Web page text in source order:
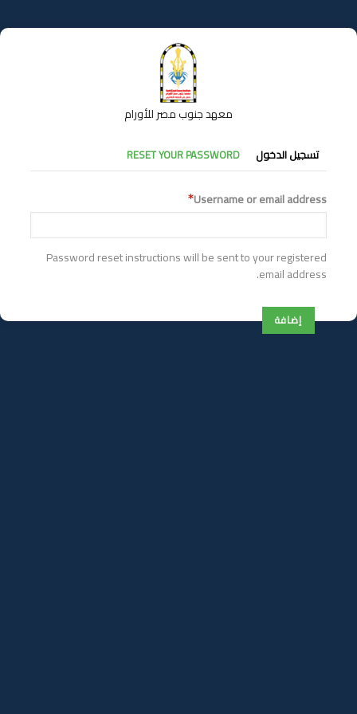
إلى
المحتوى
معهد جنوب مصر للأورام
التبويبات
الأساسية
تسجيل الدخول RESET YOUR PASSWORD
Username or email address
Password reset instructions will be sent to your registered
email address.